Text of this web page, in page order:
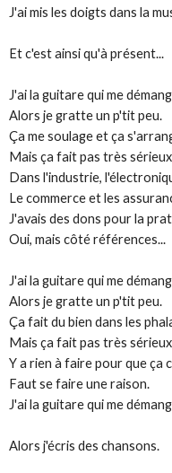
J'ai mis les doigts dans la
Et c'est ainsi qu'à présent...
J'ai la guitare qui me
Alors je gratte un p'tit peu.
Ça me soulage et ça
Mais ça fait pas très
Dans l'industrie,
Le commerce et les
J'avais des dons pour la
Oui, mais côté références...
J'ai la guitare qui me
Alors je gratte un p'tit peu.
Ça fait du bien dans les
Mais ça fait pas très
Y a rien à faire pour que ça
Faut se faire une raison.
J'ai la guitare qui me
Alors j'écris des chansons.